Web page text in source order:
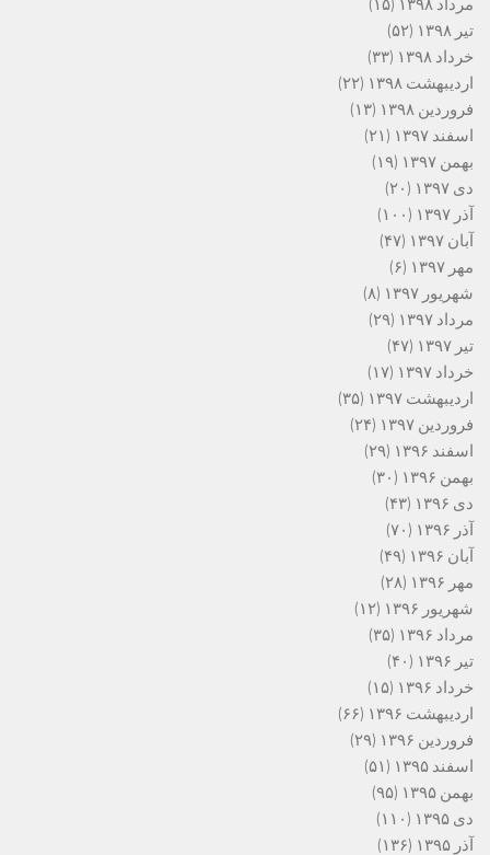
مرداد ۱۳۹۸
(۱۵)
تیر ۱۳۹۸
(۵۲)
خرداد ۱۳۹۸
(۳۳)
اردیبهشت ۱۳۹۸
(۲۲)
فروردین ۱۳۹۸
(۱۳)
اسفند ۱۳۹۷
(۲۱)
بهمن ۱۳۹۷
(۱۹)
دی ۱۳۹۷
(۲۰)
آذر ۱۳۹۷
(۱۰۰)
آبان ۱۳۹۷
(۴۷)
مهر ۱۳۹۷
(۶)
شهریور ۱۳۹۷
(۸)
مرداد ۱۳۹۷
(۲۹)
تیر ۱۳۹۷
(۴۷)
خرداد ۱۳۹۷
(۱۷)
اردیبهشت ۱۳۹۷
(۳۵)
فروردین ۱۳۹۷
(۲۴)
اسفند ۱۳۹۶
(۲۹)
بهمن ۱۳۹۶
(۳۰)
دی ۱۳۹۶
(۴۳)
آذر ۱۳۹۶
(۷۰)
آبان ۱۳۹۶
(۴۹)
مهر ۱۳۹۶
(۲۸)
شهریور ۱۳۹۶
(۱۲)
مرداد ۱۳۹۶
(۳۵)
تیر ۱۳۹۶
(۴۰)
خرداد ۱۳۹۶
(۱۵)
اردیبهشت ۱۳۹۶
(۶۶)
فروردین ۱۳۹۶
(۲۹)
اسفند ۱۳۹۵
(۵۱)
بهمن ۱۳۹۵
(۹۵)
دی ۱۳۹۵
(۱۱۰)
آذر ۱۳۹۵
(۱۳۶)